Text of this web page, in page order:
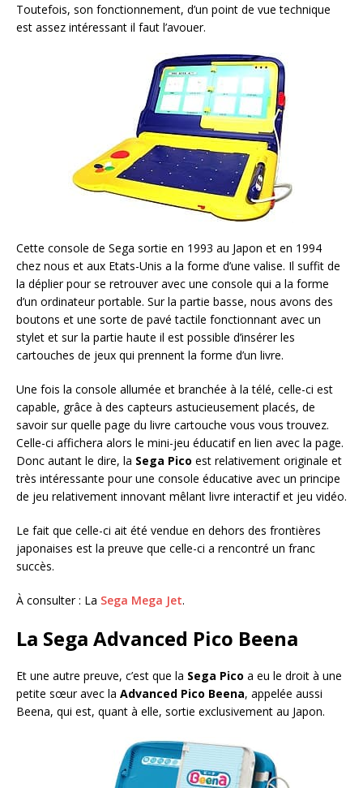
Toutefois, son fonctionnement, d’un point de vue technique
est assez intéressant il faut l’avouer.
Cette console de Sega sortie en 1993 au Japon et en 1994
chez nous et aux Etats-Unis a la forme d’une valise. Il suffit de
la déplier pour se retrouver avec une console qui a la forme
d’un ordinateur portable. Sur la partie basse, nous avons des
boutons et une sorte de pavé tactile fonctionnant avec un
stylet et sur la partie haute il est possible d’insérer les
cartouches de jeux qui prennent la forme d’un livre.
Une fois la console allumée et branchée à la télé, celle-ci est
capable, grâce à des capteurs astucieusement placés, de
savoir sur quelle page du livre cartouche vous vous trouvez.
Celle-ci affichera alors le mini-jeu éducatif en lien avec la page.
Donc autant le dire, la Sega Pico est relativement originale et
très intéressante pour une console éducative avec un principe
de jeu relativement innovant mêlant livre interactif et jeu vidéo.
Le fait que celle-ci ait été vendue en dehors des frontières
japonaises est la preuve que celle-ci a rencontré un franc
succès.
À consulter : La Sega Mega Jet.
La Sega Advanced Pico Beena
Et une autre preuve, c’est que la Sega Pico a eu le droit à une
petite sœur avec la Advanced Pico Beena, appelée aussi
Beena, qui est, quant à elle, sortie exclusivement au Japon.